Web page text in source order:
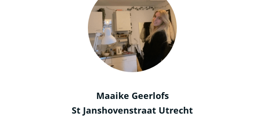
Maaike Geerlofs
St Janshovenstraat Utrecht